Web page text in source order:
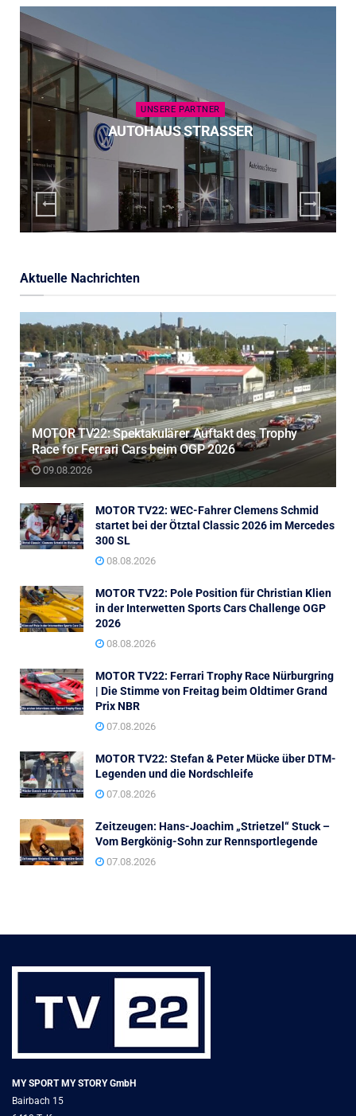
UNSERE PARTNER
AUTOHAUS STRASSER
Aktuelle Nachrichten
MOTOR TV22: Spektakulärer Auftakt des Trophy
Race for Ferrari Cars beim OGP 2026
09.08.2026
MOTOR TV22: WEC-Fahrer Clemens Schmid
startet bei der Ötztal Classic 2026 im Mercedes
300 SL
08.08.2026
MOTOR TV22: Pole Position für Christian Klien
in der Interwetten Sports Cars Challenge OGP
2026
08.08.2026
MOTOR TV22: Ferrari Trophy Race Nürburgring
| Die Stimme von Freitag beim Oldtimer Grand
Prix NBR
07.08.2026
MOTOR TV22: Stefan & Peter Mücke über DTM-
Legenden und die Nordschleife
07.08.2026
Zeitzeugen: Hans-Joachim „Strietzel“ Stuck –
Vom Bergkönig-Sohn zur Rennsportlegende
07.08.2026
MY SPORT MY STORY GmbH
Bairbach 15